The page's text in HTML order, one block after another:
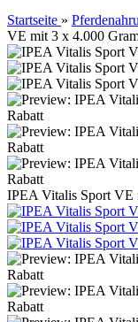
Startseite »
VE mit 3 x 4.000
IPEA Vitalis Sport VE